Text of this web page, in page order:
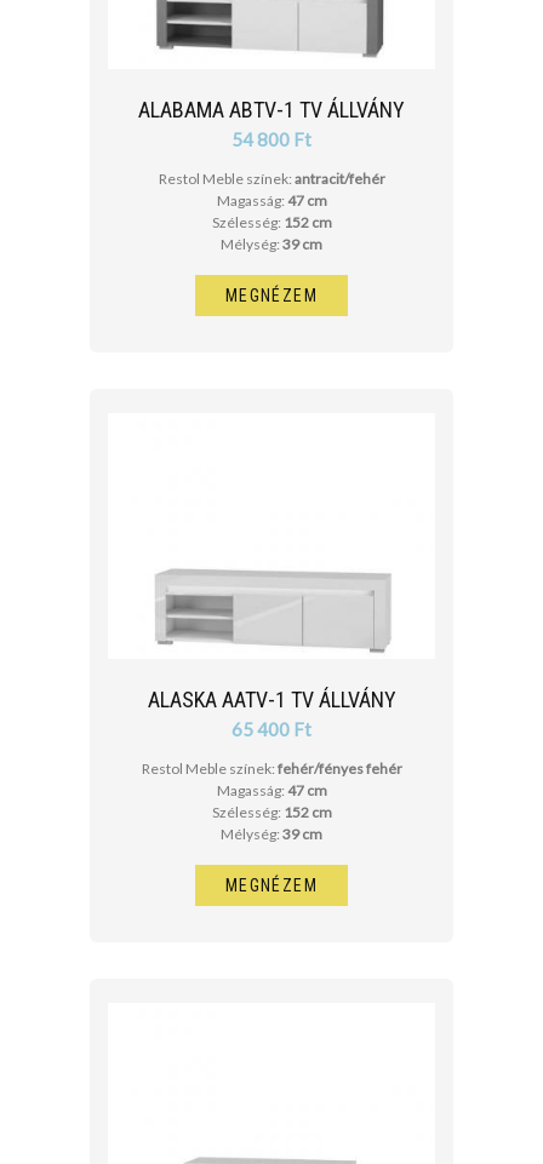
ALABAMA ABTV-1 TV ÁLLVÁNY
54 800 Ft
Restol Meble színek: antracit/fehér
Magasság: 47 cm
Szélesség: 152 cm
Mélység: 39 cm
MEGNÉZEM
ALASKA AATV-1 TV ÁLLVÁNY
65 400 Ft
Restol Meble színek: fehér/fényes fehér
Magasság: 47 cm
Szélesség: 152 cm
Mélység: 39 cm
MEGNÉZEM